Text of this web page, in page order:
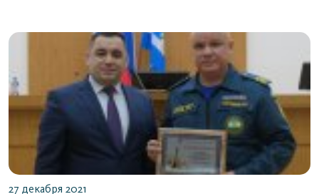
27 декабря 2021